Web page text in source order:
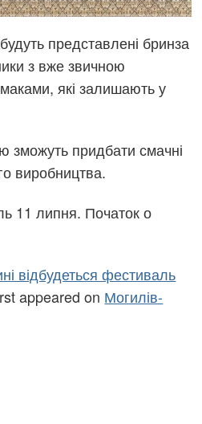
представлені бринза
з вже звичною
які залишають у
зможуть придбати смачні
виробництва.
11 липня. Початок о
відбудеться фестиваль
appeared on Могилів-